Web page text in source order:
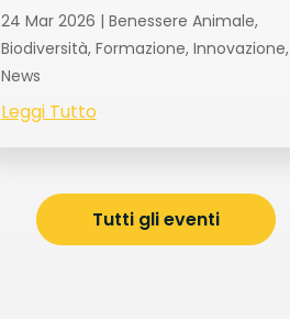
24 Mar 2026 | Benessere Animale,
Biodiversità, Formazione, Innovazione,
News
Leggi Tutto
Tutti gli eventi